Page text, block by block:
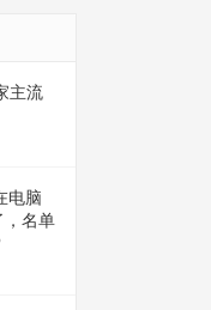
主流
电脑
，名单